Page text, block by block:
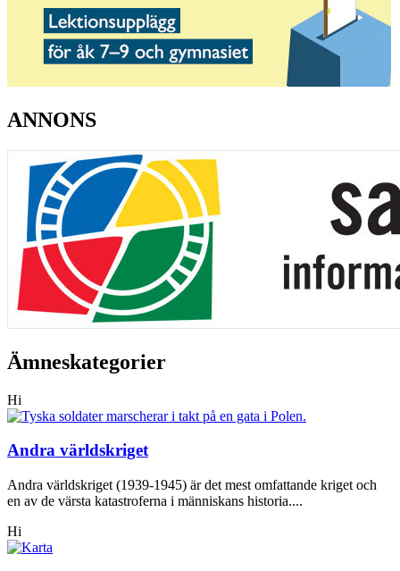
ANNONS
Ämneskategorier
Hi
Andra världskriget
Andra världskriget (1939-1945) är det mest omfattande kriget och
en av de värsta katastroferna i människans historia....
Hi